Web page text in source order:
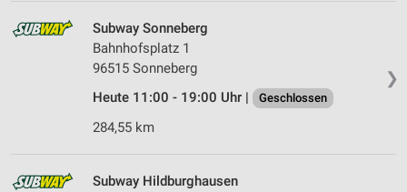
❯
Subway Sonneberg
Bahnhofsplatz 1
96515 Sonneberg
Heute 11:00 - 19:00 Uhr |
Geschlossen
284,55 km
Subway Hildburghausen